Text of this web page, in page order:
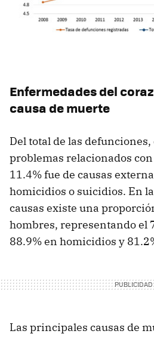
Enfermedades del
causa de muerte
Del total de las
problemas relacionados
11.4% fue de causas
homicidios o suicidios. En
causas existe una
hombres, representando el
88.9% en homicidios y
Las principales causas de